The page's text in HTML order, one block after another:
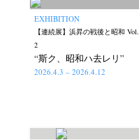
EXHIBITION
【連続展】浜昇の戦後と昭和 Vol.
2
“斯ク、昭和ハ去レリ”
2026.4.3 – 2026.4.12